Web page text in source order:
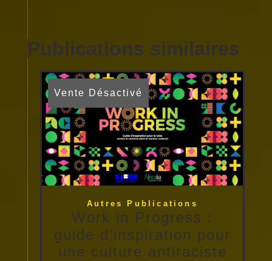
Publications similaires
Vente Désactivé
Autres Publications
Work in Progress :
guide d’inspiration pour
une culture antiraciste